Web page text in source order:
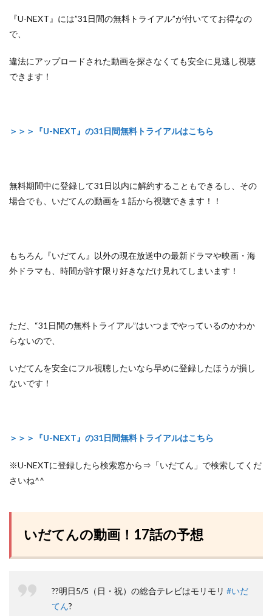
『U-NEXT』には”31日間の無料トライアル”が付いててお得なの
で、
違法にアップロードされた動画を探さなくても安全に見逃し視聴
できます！
＞＞＞『U-NEXT』の31日間無料トライアルはこちら
無料期間中に登録して31日以内に解約することもできるし、 その
場合でも、いだてんの動画を１話から視聴できます！！
もちろん『いだてん』以外の現在放送中の最新ドラマや映画・海
外ドラマも、 時間が許す限り好きなだけ見れてしまいます！
ただ、 “31日間の無料トライアル”はいつまでやっているのかわか
らないので、
いだてんを安全にフル視聴したいなら早めに登録したほうが損し
ないです！
＞＞＞『U-NEXT』の31日間無料トライアルはこちら
※U-NEXTに登録したら検索窓から⇒「いだてん」で検索してくだ
さいね^^
いだてんの動画！17話の予想
??明日5/5（日・祝）の総合テレビはモリモリ #いだ
てん?